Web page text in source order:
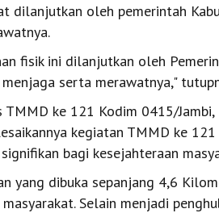
dilanjutkan oleh pemerintah
fisik ini dilanjutkan oleh
serta merawatnya,"
TMMD ke 121 Kodim 0415/
kegiatan TMMD ke
bagi kesejahteraan
yang dibuka sepanjang 4,6
Selain menjadi